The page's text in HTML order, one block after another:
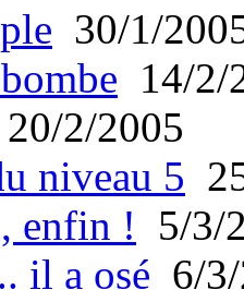
30/1/
14/2/
20/2/2005
niveau 5
enfin ! 5/3/
il a osé 6/